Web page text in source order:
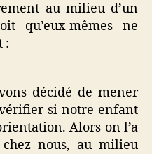
au milieu d’un
qu’eux-mêmes ne
:
décidé de mener
si notre enfant
Alors on l’a
nous, au milieu